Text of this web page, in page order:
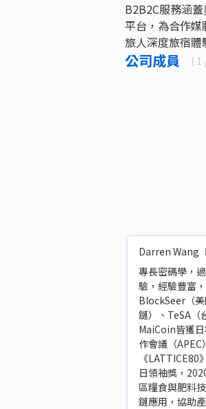
B2B2C服務涵
平台，為合作
旅人深度旅宿體
公司成員 ( 1
Darren Wang
專長密碼學，
驗，經驗豐富
BlockSeer（
鏈）、TeSA（
MaiCoin皆獲
作會議（
《
日領袖獎，
區糧食與肥料
鏈應用，協助